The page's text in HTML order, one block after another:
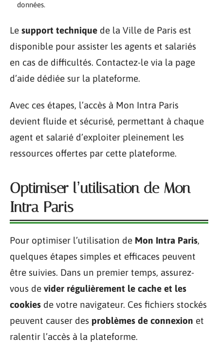
données.
Le support technique de la Ville de Paris est
disponible pour assister les agents et salariés
en cas de difficultés. Contactez-le via la page
d’aide dédiée sur la plateforme.
Avec ces étapes, l’accès à Mon Intra Paris
devient fluide et sécurisé, permettant à chaque
agent et salarié d’exploiter pleinement les
ressources offertes par cette plateforme.
Optimiser l’utilisation de Mon
Intra Paris
Pour optimiser l’utilisation de Mon Intra Paris,
quelques étapes simples et efficaces peuvent
être suivies. Dans un premier temps, assurez-
vous de vider régulièrement le cache et les
cookies de votre navigateur. Ces fichiers stockés
peuvent causer des problèmes de connexion et
ralentir l’accès à la plateforme.